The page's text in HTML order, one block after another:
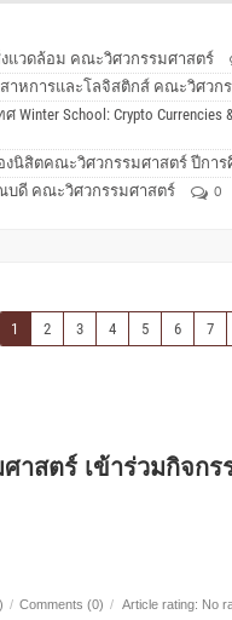
งแวดล้อม คณะวิศวกรรมศาสตร์
สาหการและโลจิสติกส์ คณะวิศวก
School: Crypto Currencies &
สิตคณะวิศวกรรมศาสตร์ ปีการ
บดี คณะวิศวกรรมศาสตร์
0
1 2 3 4 5 6 7
าสตร์ เข้าร่วมกิจกร
/ Comments (0) / Article rating: No